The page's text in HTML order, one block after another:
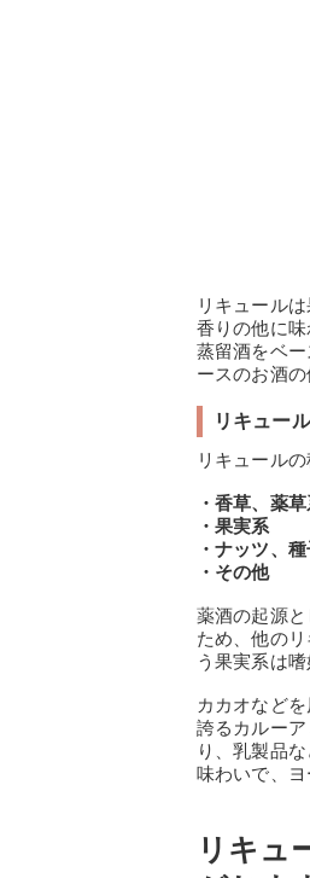
リキュール
香りの他に
蒸留酒をベ
ースのお酒
リキュー
リキュール
・香草、薬
・果実系
・ナッツ、
・その他
薬酒の起源
ため、他の
う果実系は
カカオなど
誇るカルー
り、乳製品
味わいで、
リキュ